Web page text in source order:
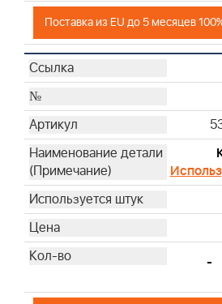
Поставка из EU до 5 месяцев
-